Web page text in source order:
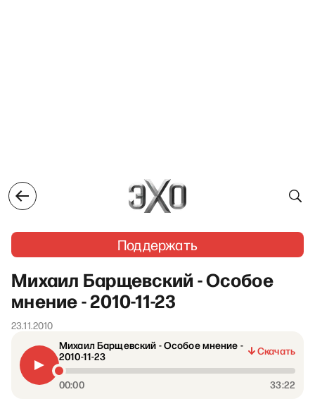
Поддержать
Михаил Барщевский - Особое
мнение - 2010-11-23
23.11.2010
Михаил Барщевский - Особое мнение -
2010-11-23
Скачать
00:00 33:22